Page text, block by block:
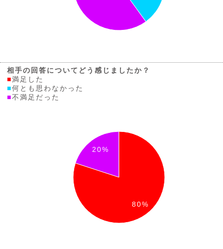
相手の回答についてどう感じましたか？
■満足した
■何とも思わなかった
■不満足だった
20%
80%